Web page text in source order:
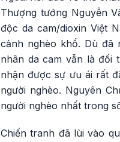
Thượng tướng Nguyễn
độc da cam/dioxin Việt
cảnh nghèo khổ. Dù đã
nhân da cam vẫn là đối
nhận được sự ưu ái rất
người nghèo. Nguyên
người nghèo nhất trong
Chiến tranh đã lùi vào